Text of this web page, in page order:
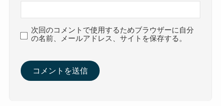
次回のコメントで使用するためブラウザーに自分
の名前、メールアドレス、サイトを保存する。